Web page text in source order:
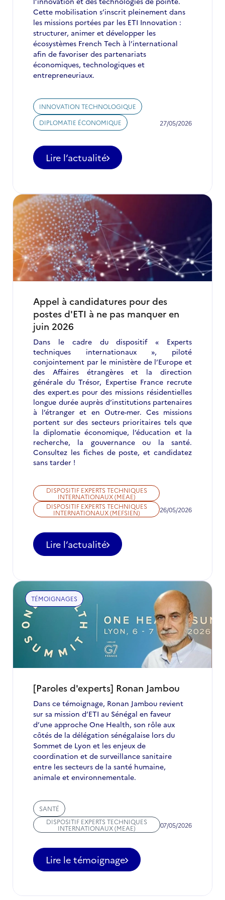
Cette mobilisation s’inscrit pleinement dans
les missions portées par les ETI Innovation :
structurer, animer et développer les
écosystèmes French Tech à l’international
afin de favoriser des partenariats
économiques, technologiques et
entrepreneuriaux.
INNOVATION TECHNOLOGIQUE
DIPLOMATIE ÉCONOMIQUE
27/05/2026
Lire l’actualité
-
Au
et
en
Corée
du
Sud,
l'expertise
française
au
service
la
coopération
en
d'innovation
Appel à candidatures pour des
postes d'ETI à ne pas manquer en
juin 2026
Dans le cadre du dispositif « Experts
techniques internationaux », piloté
conjointement par le ministère de l’Europe et
des Affaires étrangères et la direction
générale du Trésor, Expertise France recrute
des expert.es pour des missions résidentielles
longue durée auprès d’institutions partenaires
à l’étranger et en Outre-mer. Ces missions
portent sur des secteurs prioritaires tels que
la diplomatie économique, l’éducation et la
recherche, la gouvernance ou la santé.
Consultez les fiches de poste, et candidatez
sans tarder !
DISPOSITIF EXPERTS TECHNIQUES
INTERNATIONAUX (MEAE)
DISPOSITIF EXPERTS TECHNIQUES
INTERNATIONAUX (MEFSIEN) 26/05/2026
Lire l’actualité
-
Appel
candidatures
pour
des
postes
d'ETI
à
ne
manquer
juin
2026
[Paroles d'experts] Ronan Jambou
Dans ce témoignage, Ronan Jambou revient
sur sa mission d’ETI au Sénégal en faveur
d’une approche One Health, son rôle aux
côtés de la délégation sénégalaise lors du
Sommet de Lyon et les enjeux de
coordination et de surveillance sanitaire
entre les secteurs de la santé humaine,
animale et environnementale.
SANTÉ
DISPOSITIF EXPERTS TECHNIQUES
INTERNATIONAUX (MEAE) 07/05/2026
Lire le témoignage
TÉMOIGNAGES